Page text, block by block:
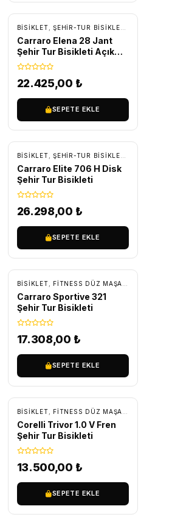
TUR - TREKKING BISIKLETLER
BİSİKLET ŞEHIR-TUR BISIKLETLERI
Carraro Elena 28 Jant
Şehir Tur Bisikleti Açık
Yeşil
22.425,00 ₺
SEPETE EKLE
TUR - TREKKING BISIKLETLER
BİSİKLET ŞEHIR-TUR BISIKLETLERI
Carraro Elite 706 H Disk
Şehir Tur Bisikleti
26.298,00 ₺
SEPETE EKLE
,ŞEHIR-TUR BISIKLETLERI
BİSİKLET FITNESS DÜZ MAŞA BISIKLETLER
Carraro Sportive 321
Şehir Tur Bisikleti
17.308,00 ₺
SEPETE EKLE
,ŞEHIR-TUR BISIKLETLERI
BİSİKLET FITNESS DÜZ MAŞA BISIKLETLER
Corelli Trivor 1.0 V Fren
Şehir Tur Bisikleti
13.500,00 ₺
SEPETE EKLE